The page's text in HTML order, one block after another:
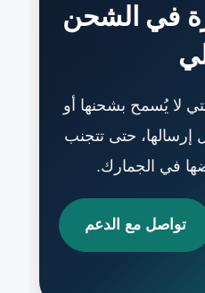
في الشحن
لا يُسمح بشحنها أو
إرسالها، حتى تتجنب
في الجمارك.
تواصل مع الدعم